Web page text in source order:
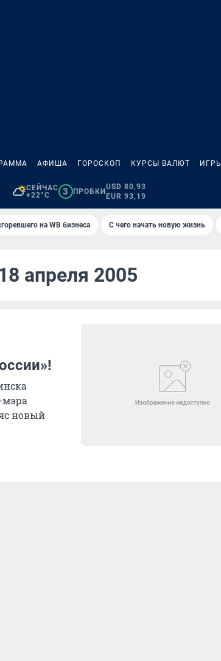
АФИША ГОРОСКОП КУРСЫ ВАЛЮТ ИГРЫ
СЕЙЧАС
+22°C
3 ПРОБКИ
USD 80,93
EUR 93,19
на WB бизнеса С чего начать новую жизнь
апреля 2005
новый